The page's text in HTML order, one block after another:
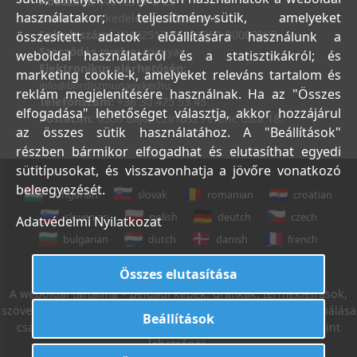
Bank:Kereskedelmi és Hitelbank
Számlaszám:10402513-25154254-00000000
Szerződés nyelve:magyar
Elektronikus elérhetőség:
info@bordiszmunagyker.hu
Telefonszám: +36 30 475 53 45
Postacím:6500 Baja, Czirfusz Ferenc utca 18.
hungarian slovak romanian
croatian
slovenian
polish deutch
czech
bulgarian
dutch danish
french
A weboldal tartalma – például képek, grafikák, termékleírások,
szövegek, stb. – Leveleki Miklós E.V. tulajdona, azok felhasználása
csak az Általános Szerződési Feltételek 18. sz. pontja szerint
lehetséges.
használatakor; teljesítmény-sütik, amelyeket
összesített adatok előállítására használunk a
weboldal használatáról és a statisztikákról; és
marketing cookie-k, amelyeket releváns tartalom és
reklám megjelenítésére használnak. Ha az "Összes
elfogadása" lehetőséget választja, akkor hozzájárul
az összes sütik használatához. A "Beállítások"
részben bármikor elfogadhat és elutasíthat egyedi
sütitípusokat, és visszavonhatja a jövőre vonatkozó
beleegyezését.
Adatvédelmi Nyilatkozat
Összes elutasítása
Beállítások